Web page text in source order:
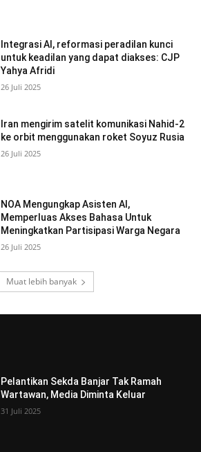
Integrasi AI, reformasi peradilan kunci
untuk keadilan yang dapat diakses: CJP
Yahya Afridi
26 Juli 2025
Iran mengirim satelit komunikasi Nahid-2
ke orbit menggunakan roket Soyuz Rusia
26 Juli 2025
NOA Mengungkap Asisten AI,
Memperluas Akses Bahasa Untuk
Meningkatkan Partisipasi Warga Negara
26 Juli 2025
Muat lebih banyak
Pelantikan Sekda Banjar Tak Ramah
Wartawan, Media Diminta Keluar
31 Juli 2025